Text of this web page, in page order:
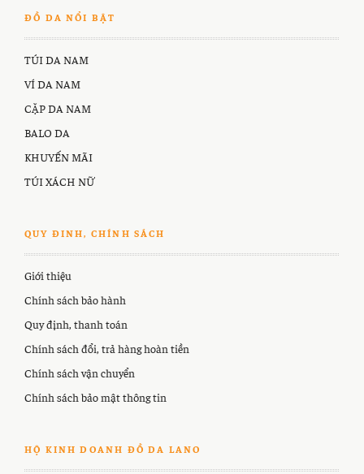
ĐỒ DA NỔI BẬT
TÚI DA NAM
VÍ DA NAM
CẶP DA NAM
BALO DA
KHUYẾN MÃI
TÚI XÁCH NỮ
QUY ĐINH, CHÍNH SÁCH
Giới thiệu
Chính sách bảo hành
Quy định, thanh toán
Chính sách đổi, trả hàng hoàn tiền
Chính sách vận chuyển
Chính sách bảo mật thông tin
HỘ KINH DOANH ĐỒ DA LANO